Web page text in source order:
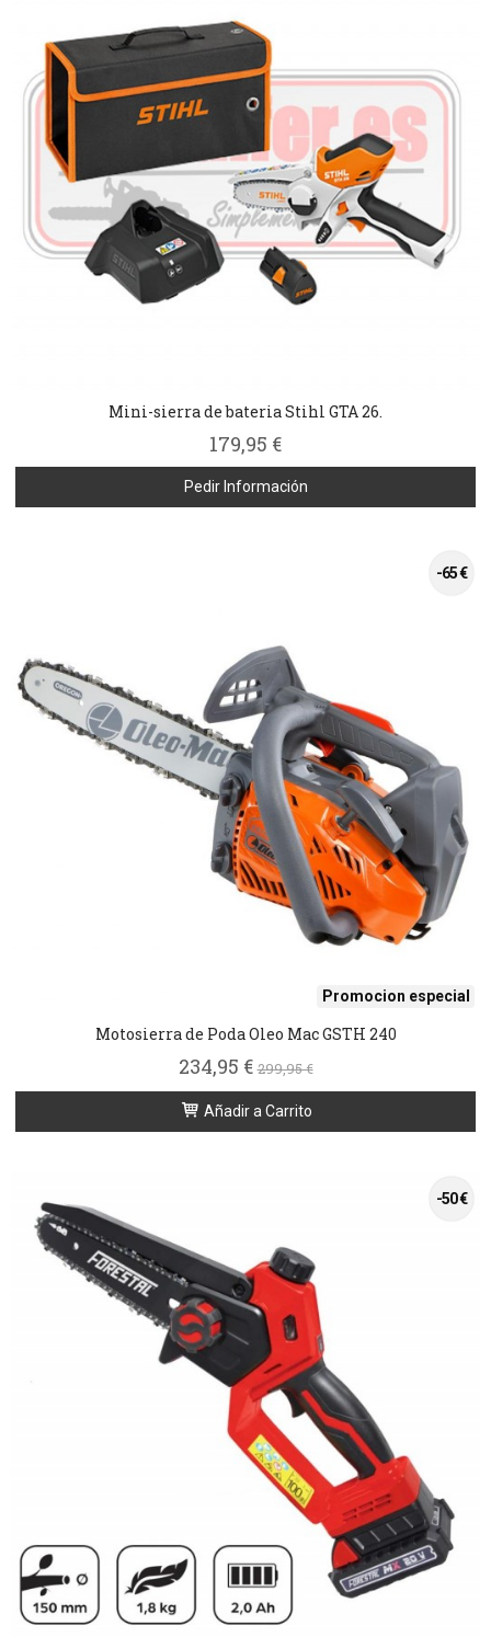
Mini-sierra de bateria Stihl GTA 26.
179,95 €
Pedir Información
Promocion especial
-65 €
Motosierra de Poda Oleo Mac GSTH 240
234,95 €299,95 €
Añadir a Carrito
-50 €